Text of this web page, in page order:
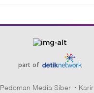
part of
Pedoman Media Siber Karir